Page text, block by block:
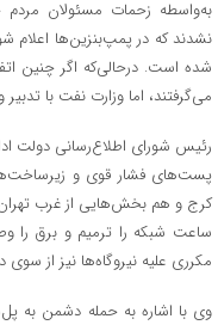
به‌واسطه زحمات مسئولان
نشدند که در پمپ‌بنزین‌ها اعلام
شده است. درحالی‌که اگر چنین
می‌گرفتند، اما وزارت نفت با
رئیس شورای اطلاع‌رسانی دولت
پست‌های فشار قوی و
کرج و هم بخش‌هایی از غرب تهران
ساعت شبکه را ترمیم و برق را
مکرری علیه نیروگاه‌ها نیز از